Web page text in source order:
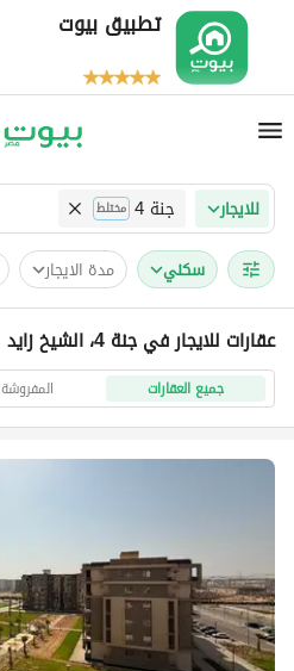
تطبيق بيوت
للايجار جنة 4 مختلط
سكني مدة الايجار
عقارات للايجار في جنة 4، الشيخ زايد
جميع العقارات المفروشة